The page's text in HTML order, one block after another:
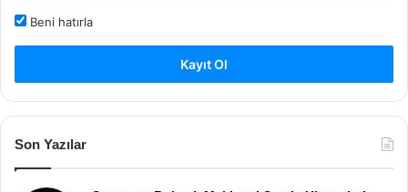
Beni hatırla
Kayıt Ol
Son Yazılar